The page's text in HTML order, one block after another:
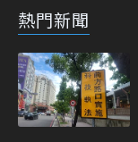
熱門新聞